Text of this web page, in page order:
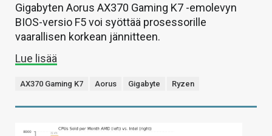
Gigabyten Aorus AX370 Gaming K7 -emolevyn
BIOS-versio F5 voi syöttää prosessorille
vaarallisen korkean jännitteen.
Lue lisää
AX370 Gaming K7 Aorus Gigabyte Ryzen